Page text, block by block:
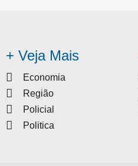
+ Veja Mais
Economia
Região
Policial
Politica